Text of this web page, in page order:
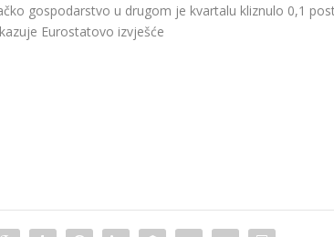
gospodarstvo u drugom je kvartalu kliznulo 0,1
Eurostatovo izvješće